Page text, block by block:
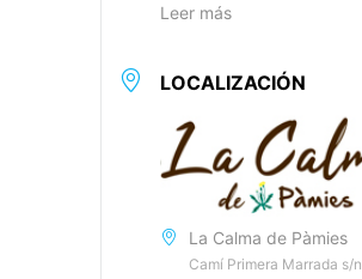
Leer más
LOCALIZACIÓN
La Calma de Pàmies
Camí Primera Marrada s/n